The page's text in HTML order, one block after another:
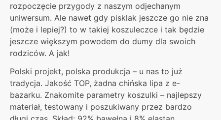
rozpoczęcie przygody z naszym odjechanym
uniwersum. Ale nawet gdy pisklak jeszcze go nie zna
(może i lepiej?) to w takiej koszuleczce i tak będzie
jeszcze większym powodem do dumy dla swoich
rodziców. A jak!
Polski projekt, polska produkcja – u nas to już
tradycja. Jakość TOP, żadna chińska lipa z e-
bazarku. Znakomite parametry koszulki – najlepszy
materiał, testowany i poszukiwany przez bardzo